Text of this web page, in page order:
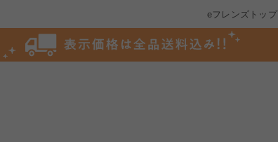
eフレンズトップ